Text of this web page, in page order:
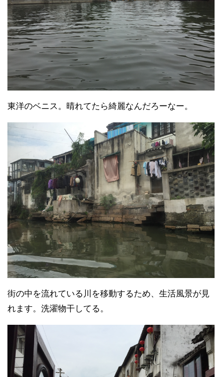
東洋のベニス。晴れてたら綺麗なんだろーなー。
街の中を流れている川を移動するため、生活風景が見
れます。洗濯物干してる。